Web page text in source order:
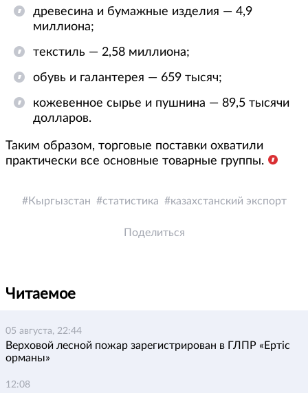
древесина и бумажные изделия — 4,9
миллиона;
текстиль — 2,58 миллиона;
обувь и галантерея — 659 тысяч;
кожевенное сырье и пушнина — 89,5 тысячи
долларов.
Таким образом, торговые поставки охватили
практически все основные товарные группы.
Кыргызстан статистика казахстанский экспорт
Поделиться
Читаемое
05 августа, 22:44
Верховой лесной пожар зарегистрирован в ГЛПР «Ертіс
орманы»
12:08